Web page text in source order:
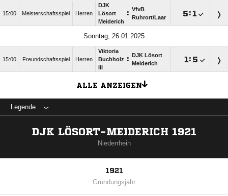
15:00 Meisterschaftsspiel Herren
DJK
Lösort
Meiderich
: VfvB
Ruhrort/​Laar
:
Sonntag, 26.01.2025
15:00 Freundschaftsspiel Herren
Viktoria
Buchholz :
DJK Lösort
Meiderich
: 
ALLE ANZEIGEN
Legende
DJK LÖSORT-MEIDERICH 1921
Niederrhein
1921
Gründungsjahr